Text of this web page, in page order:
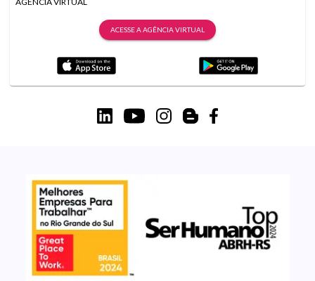
ACESSE A AGÊNCIA VIRTUAL